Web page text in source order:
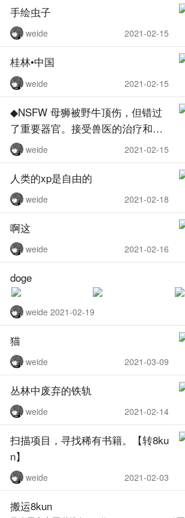
手绘虫子
weide 2021-02-15
桂林•中国
weide 2021-02-15
◆NSFW 母狮被野牛顶伤，但错过
了重要器官。接受兽医的治疗和康
复，伤口在愈合过程中撕裂
weide 2021-02-15
人类的xp是自由的
weide 2021-02-18
啊这
weide 2021-02-16
doge
weide 2021-02-19
猫
weide 2021-03-09
丛林中废弃的铁轨
weide 2021-02-14
扫描项目，寻找稀有书籍。【转8ku
n】
weide 2021-02-03
搬运8kun